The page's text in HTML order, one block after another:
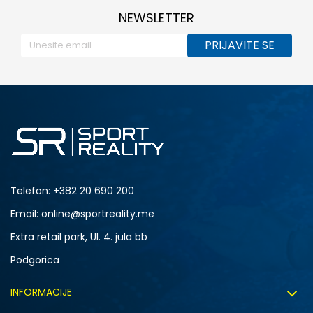
NEWSLETTER
PRIJAVITE SE
Telefon: +382 20 690 200
Email: online@sportreality.me
Extra retail park, Ul. 4. jula bb
Podgorica
INFORMACIJE